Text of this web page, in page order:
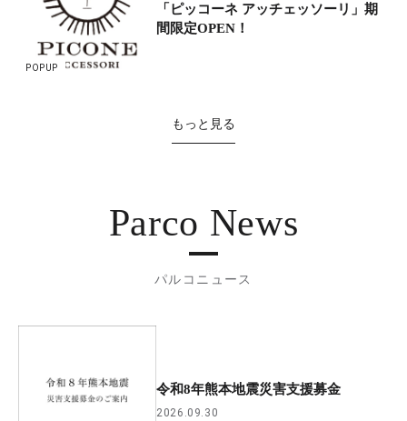
POPUP
「ピッコーネ アッチェッソーリ」期
間限定OPEN！
もっと見る
Parco News
パルコニュース
令和8年熊本地震災害支援募金
2026.09.30